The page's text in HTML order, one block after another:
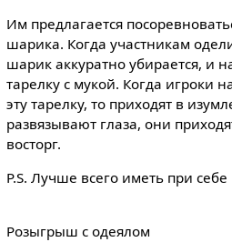
Им предлагается
шарика. Когда участникам
шарик аккуратно убирается, и
тарелку с мукой. Когда игроки
эту тарелку, то приходят в
развязывают глаза, они
восторг.
P.S. Лучше всего иметь при
Розыгрыш с одеялом